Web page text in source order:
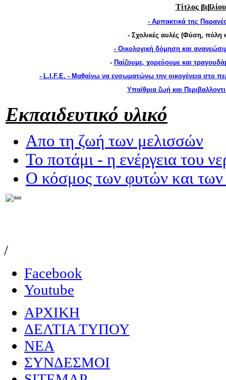
Τίτλος βιβλίου
- Αρπακτικά της
- Σχολικές αυλές (Φύση, πόλη
- Οικολογική δόμηση και
- Παίζουμε, χορεύουμε και
- L.I.F.E. - Μαθαίνω να ενσωματώνω την οικογένεια στο
Υπαίθρια ζωή και
Εκπαιδευτικό υλικό
Απο τη ζωή των μελισσών
Το ποτάμι - η ενέργεια του
Ο κόσμος των φυτών και
/
Facebook
Youtube
ΑΡΧΙΚΗ
ΔΕΛΤΙΑ ΤΥΠΟΥ
NEA
ΣΥΝΔΕΣΜΟΙ